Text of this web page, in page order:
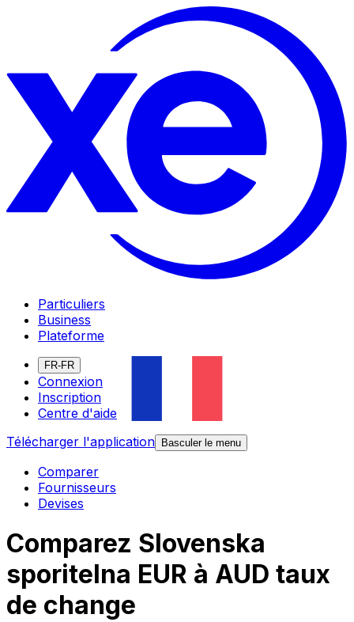
Particuliers
Business
Plateforme
FR-FR
Connexion
Inscription
Centre d'aide
Télécharger l'application
Basculer le menu
Comparer
Fournisseurs
Devises
Comparez Slovenska
sporitelna EUR à AUD taux
de change